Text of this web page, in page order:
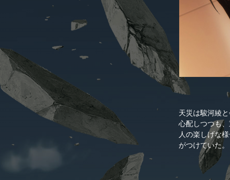
天災は駿河綾
心配しつつも
人の楽しげな
がつけていた。